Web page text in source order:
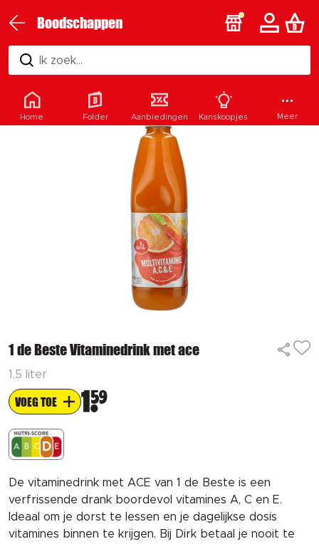
Boodschappen
Ik zoek...
1 de Beste Vitaminedrink met ace
1,5 liter
VOEG TOE 1 59
De vitaminedrink met ACE van 1 de Beste is een
verfrissende drank boordevol vitamines A, C en E.
Ideaal om je dorst te lessen en je dagelijkse dosis
vitamines binnen te krijgen. Bij Dirk betaal je nooit te
Home Folder Aanbiedingen Kanskoopjes Meer